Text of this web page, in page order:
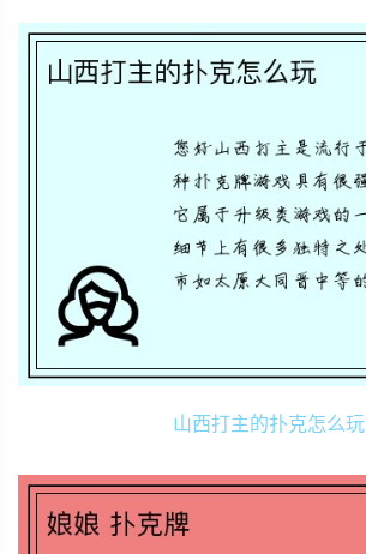
山西打主的扑克怎么玩